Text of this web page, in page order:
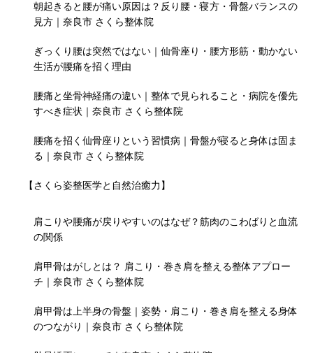
朝起きると腰が痛い原因は？反り腰・寝方・骨盤バランスの
見方｜奈良市 さくら整体院
ぎっくり腰は突然ではない｜仙骨座り・腰方形筋・動かない
生活が腰痛を招く理由
腰痛と坐骨神経痛の違い｜整体で見られること・病院を優先
すべき症状｜奈良市 さくら整体院
腰痛を招く仙骨座りという習慣病｜骨盤が寝ると身体は固ま
る｜奈良市 さくら整体院
【さくら姿整医学と自然治癒力】
肩こりや腰痛が戻りやすいのはなぜ？筋肉のこわばりと血流
の関係
肩甲骨はがしとは？ 肩こり・巻き肩を整える整体アプロー
チ｜奈良市 さくら整体院
肩甲骨は上半身の骨盤｜姿勢・肩こり・巻き肩を整える身体
のつながり｜奈良市 さくら整体院